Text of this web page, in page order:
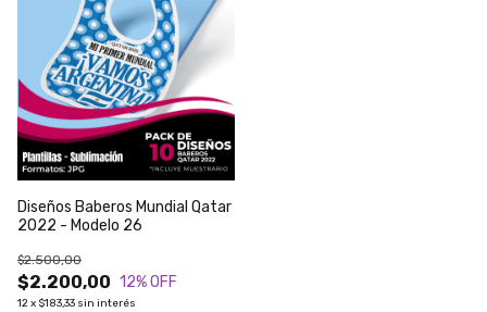
Diseños Baberos Mundial Qatar
2022 - Modelo 26
$2.200,00
$2.500,00
12% OFF
12x $183,33 sin interés